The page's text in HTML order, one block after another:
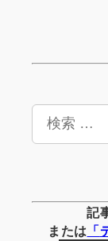
検
記
または 「